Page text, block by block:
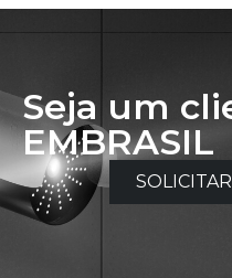
Seja um
EMBRASIL